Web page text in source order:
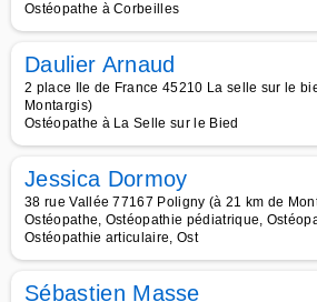
Ostéopathe à Corbeilles
Daulier Arnaud
2 place Ile de France 45210 La selle sur le
Montargis)
Ostéopathe à La Selle sur le Bied
Jessica Dormoy
38 rue Vallée 77167 Poligny (à 21 km de
Ostéopathe, Ostéopathie pédiatrique,
Ostéopathie articulaire, Ost
Sébastien Masse